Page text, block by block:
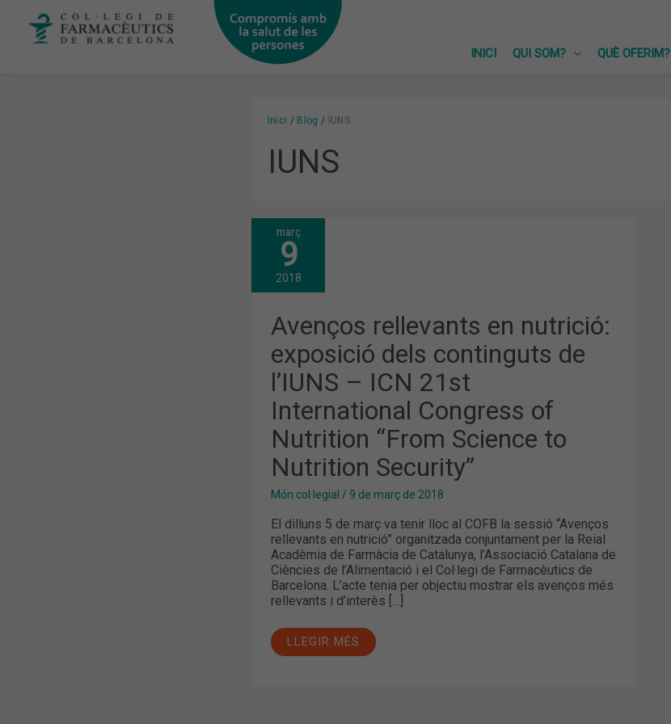
INICI
QUI SOM? QUÈ OFERIM?
Inici Blog IUNS
IUNS
març
9
2018
Avenços rellevants en nutrició:
exposició dels continguts de
l’IUNS – ICN 21st
International Congress of
Nutrition “From Science to
Nutrition Security”
Món col·legial / 9 de març de 2018
El dilluns 5 de març va tenir lloc al COFB la sessió “Avenços
rellevants en nutrició” organitzada conjuntament per la Reial
Acadèmia de Farmàcia de Catalunya, l’Associació Catalana de
Ciències de l’Alimentació i el Col·legi de Farmacèutics de
Barcelona. L’acte tenia per objectiu mostrar els avenços més
rellevants i d’interès […]
AVENÇOS
RELLEVANTS
EN
NUTRICIÓ:
EXPOSICIÓ
DE
L’IUNS
–
ICN
21ST
INTERNATIONAL
CONGRESS
OF
NUTRITION
“FROM
SCIENCE
TO
NUTRITION
LLEGIR MÉS